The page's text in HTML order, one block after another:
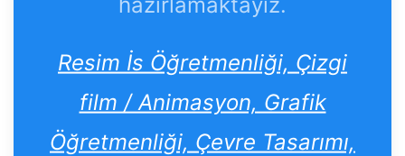
Resim İs Öğretmenliği, Çizgi
film / Animasyon, Grafik
Öğretmenliği, Çevre Tasarımı,